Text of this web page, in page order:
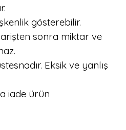
gösterebilir.
sonra miktar ve
Eksik ve yanlış
iade ürün